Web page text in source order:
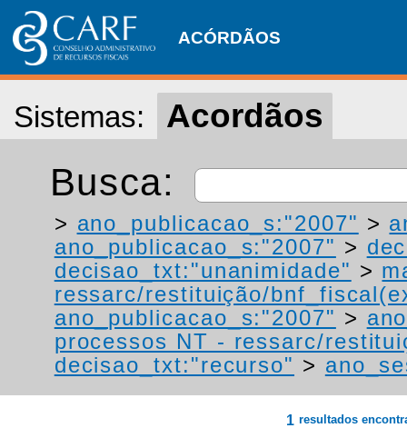
ACÓRDÃOS
Sistemas: Acordãos
Busca:
> ano_publicacao_s:"2007" >
ano_publicacao_s:"2007" >
decisao_txt:"unanimidade" >
ressarc/restituição/
ano_publicacao_s:"2007" >
processos NT - ressarc/
decisao_txt:"recurso" >
1 resultados